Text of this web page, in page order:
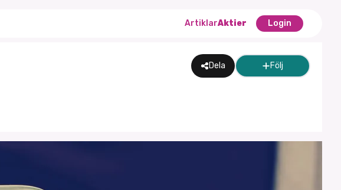
ArtiklarAktier Login
Dela Följ